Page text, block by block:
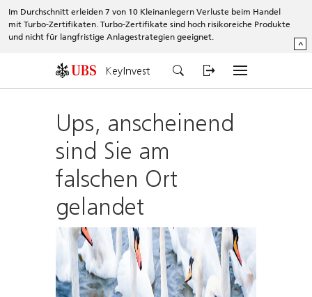
Im Durchschnitt erleiden 7 von 10 Kleinanlegern Verluste beim Handel
mit Turbo-Zertifikaten. Turbo-Zertifikate sind hoch risikoreiche Produkte
und nicht für langfristige Anlagestrategien geeignet.
^
KeyInvest
Ups, anscheinend
sind Sie am
falschen Ort
gelandet